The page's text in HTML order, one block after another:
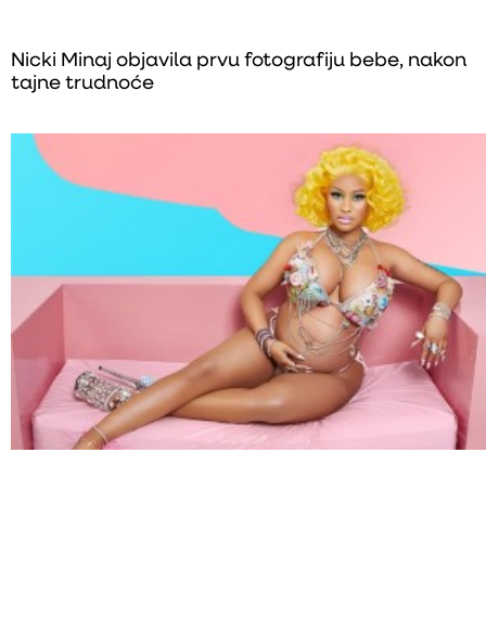
Nicki Minaj objavila prvu fotografiju bebe, nakon
tajne trudnoće